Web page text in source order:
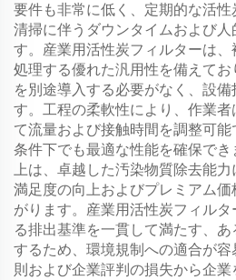
要件も非常に低く、定期的な活
清掃に伴うダウンタイムおよび
す。産業用活性炭フィルターは
処理する優れた汎用性を備えて
を別途導入する必要がなく、設
す。工程の柔軟性により、作業
て流量および接触時間を調整可
条件下でも最適な性能を確保で
上は、卓越した汚染物質除去能
満足度の向上およびプレミアム
がります。産業用活性炭フィル
る排出基準を一貫して満たす、
するため、環境規制への適合が
則および企業評判の損失から企